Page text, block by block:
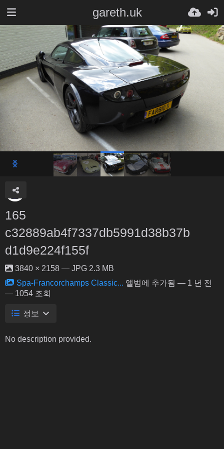
gareth.uk
165
c32889ab4f7337db5991d38b37b
d1d9e224f155f
3840 × 2158 — JPG 2.3 MB
Spa-Francorchamps Classic... 앨범에 추가됨 — 1 년 전
— 1054 조회
정보
No description provided.